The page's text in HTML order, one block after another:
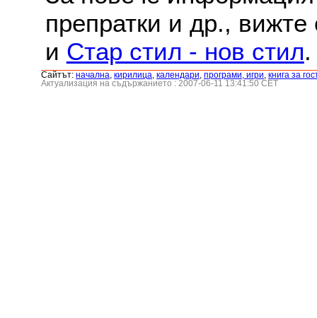
препратки и др.,
и Стар стил - нов стил.
Сайтът: началнa кирилица календари програми, игри книга за
Актуализация на съдържанието : 2007-06-11 13:41:50 CET